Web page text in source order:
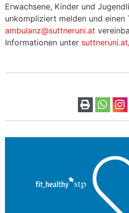
Erwachsene, Kinder und
unkompliziert melden und einen
ambulanz@suttneruni.at
Informationen unter